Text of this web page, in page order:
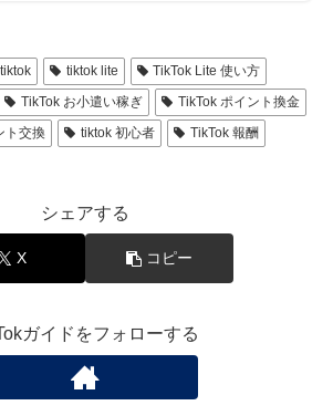
tiktok tiktok lite
TikTok Lite 使い方
TikTok お小遣い稼ぎ
TikTok ポイント換金
ト交換
tiktok 初心者
TikTok 報酬
シェアする
X コピー
ガイドをフォローする